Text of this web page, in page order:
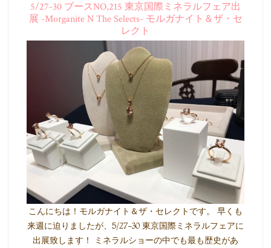
5/27-30 ブースNO,215 東京国際ミネラルフェア出
展 -Morganite N The Selects- モルガナイト＆ザ・セ
レクト
こんにちは！モルガナイト＆ザ・セレクトです。 早くも
来週に迫りましたが、5/27-30 東京国際ミネラルフェアに
出展致します！ ミネラルショーの中でも最も歴史があ